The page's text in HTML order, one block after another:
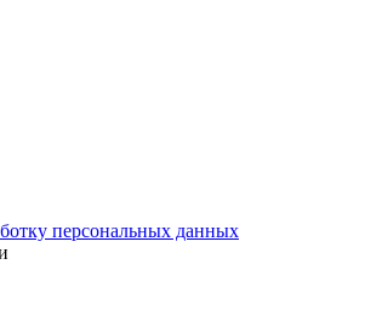
персональных данных